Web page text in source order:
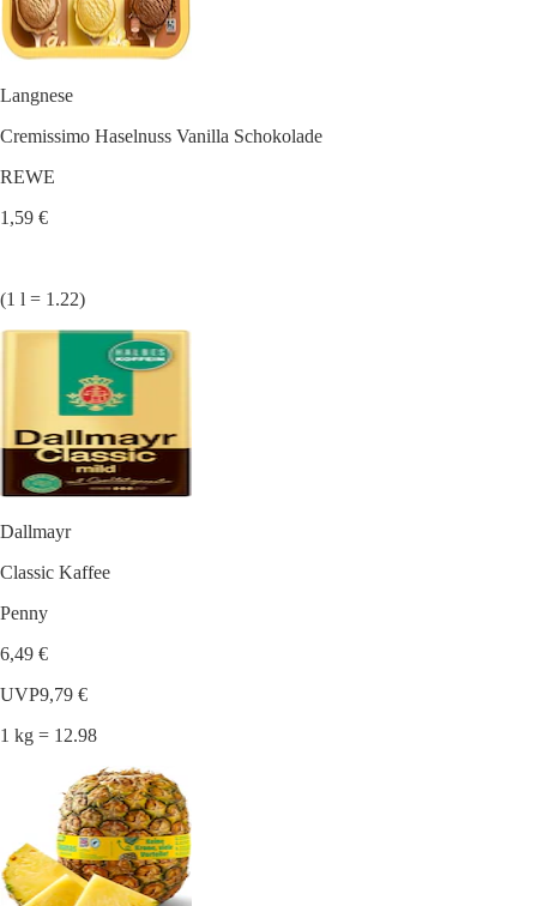
Langnese
Cremissimo Haselnuss Vanilla Schokolade
REWE
1,59 €
(1 l = 1.22)
Dallmayr
Classic Kaffee
Penny
6,49 €
UVP9,79 €
1 kg = 12.98